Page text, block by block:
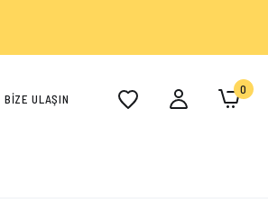
BİZE ULAŞIN
0